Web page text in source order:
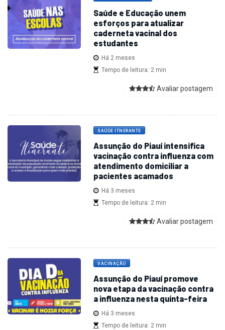
Saúde e Educação unem
esforços para atualizar
caderneta vacinal dos
estudantes
Há 2 meses
Tempo de leitura: 2 min
Avaliar postagem
SAÚDE ITNERANTE
Assunção do Piauí intensifica
vacinação contra influenza com
atendimento domiciliar a
pacientes acamados
Há 3 meses
Tempo de leitura: 2 min
Avaliar postagem
VACINAÇÃO
Assunção do Piauí promove
nova etapa da vacinação contra
a influenza nesta quinta-feira
Há 3 meses
Tempo de leitura: 2 min